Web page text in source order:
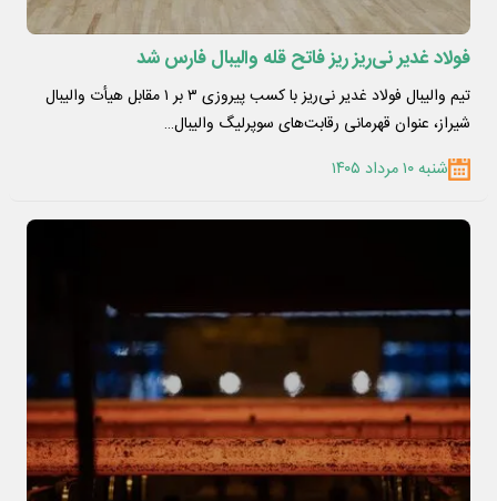
فولاد غدیر نی‌ریز ریز فاتح قله والیبال فارس شد
تیم والیبال فولاد غدیر نی‌ریز با کسب پیروزی ۳ بر ۱ مقابل هیأت والیبال
شیراز، عنوان قهرمانی رقابت‌های سوپرلیگ والیبال…
شنبه ۱۰ مرداد ۱۴۰۵